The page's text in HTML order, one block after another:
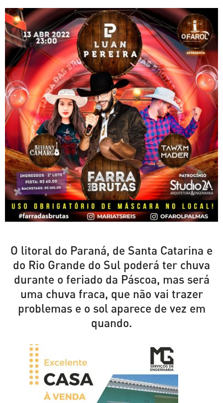
O litoral do Paraná, de Santa Catarina e
do Rio Grande do Sul poderá ter chuva
durante o feriado da Páscoa, mas será
uma chuva fraca, que não vai trazer
problemas e o sol aparece de vez em
quando.